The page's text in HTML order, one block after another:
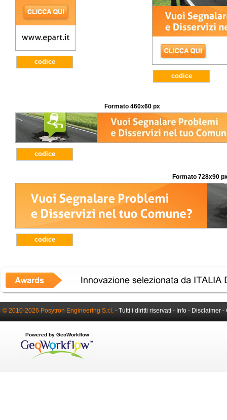
codice
codice
Formato 460x60 px
codice
Formato 728x90
codice
© 2010-2026 Posytron Engineering S.r.l. - Tutti i diritti riservati - Info - Disclaimer -
Powered by GeoWorkflow